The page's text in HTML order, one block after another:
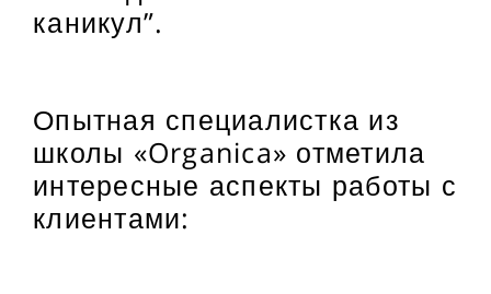
каникул”.
Опытная специалистка из
школы «Organica» отметила
интересные аспекты работы с
клиентами: